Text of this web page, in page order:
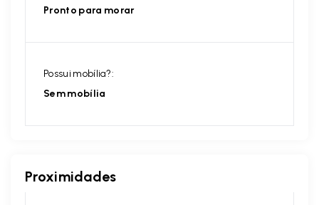
Pronto para morar
Possui mobília?:
Sem mobília
Proximidades